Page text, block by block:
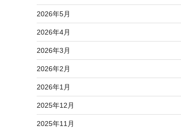
2026年5月
2026年4月
2026年3月
2026年2月
2026年1月
2025年12月
2025年11月